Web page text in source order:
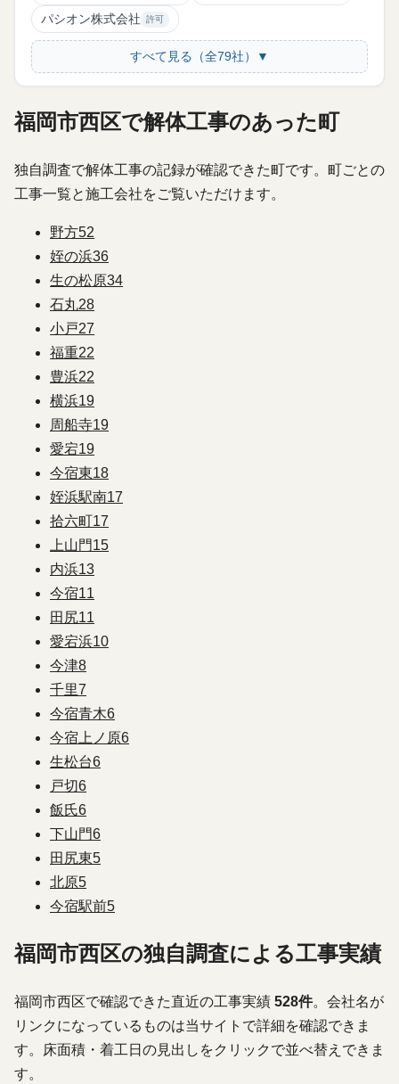
パシオン株式会社 許可
すべて見る（全79社）▼
福岡市西区で解体工事のあった町
独自調査で解体工事の記録が確認できた町です。町ごとの
工事一覧と施工会社をご覧いただけます。
野方52
姪の浜36
生の松原34
石丸28
小戸27
福重22
豊浜22
横浜19
周船寺19
愛宕19
今宿東18
姪浜駅南17
拾六町17
上山門15
内浜13
今宿11
田尻11
愛宕浜10
今津8
千里7
今宿青木6
今宿上ノ原6
生松台6
戸切6
飯氏6
下山門6
田尻東5
北原5
今宿駅前5
福岡市西区の独自調査による工事実績
福岡市西区で確認できた直近の工事実績 528件。会社名が
リンクになっているものは当サイトで詳細を確認できま
す。床面積・着工日の見出しをクリックで並べ替えできま
す。